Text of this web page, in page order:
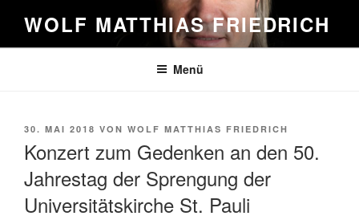
Inhalt
springen
WOLF MATTHIAS FRIEDRICH
Menü
VERÖFFENTLICHT
30. MAI 2018 VON WOLF MATTHIAS FRIEDRICH
Konzert zum Gedenken an den 50.
Jahrestag der Sprengung der
Universitätskirche St. Pauli